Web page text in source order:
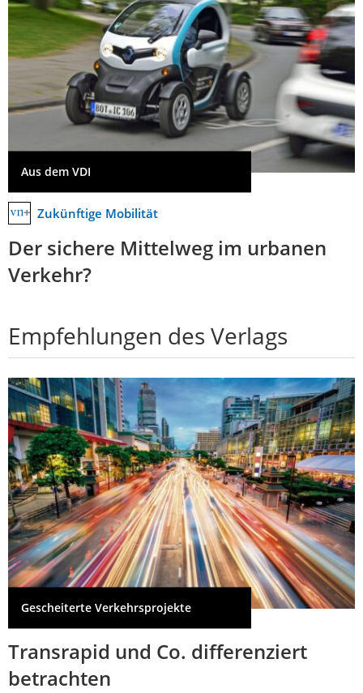
Aus dem VDI
Zukünftige Mobilität
Der sichere Mittelweg im urbanen
Verkehr?
Empfehlungen des Verlags
Gescheiterte Verkehrsprojekte
Transrapid und Co. differenziert
betrachten